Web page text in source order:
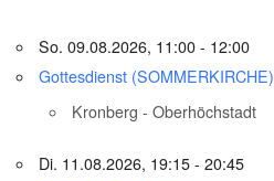
So. 09.08.2026, 11:00 - 12:00
Gottesdienst (SOMMERKIRCHE)
Kronberg - Oberhöchstadt
Di. 11.08.2026, 19:15 - 20:45